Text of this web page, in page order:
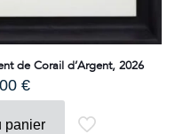
de Corail d’Argent, 2026
€
panier